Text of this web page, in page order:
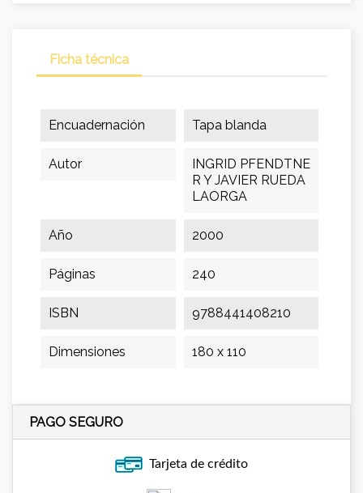
Ficha técnica
Encuadernación Tapa blanda
Autor
INGRID PFENDTNE
R Y JAVIER RUEDA
LAORGA
Año 2000
Páginas 240
ISBN 9788441408210
Dimensiones 180 x 110
PAGO SEGURO
Tarjeta de crédito